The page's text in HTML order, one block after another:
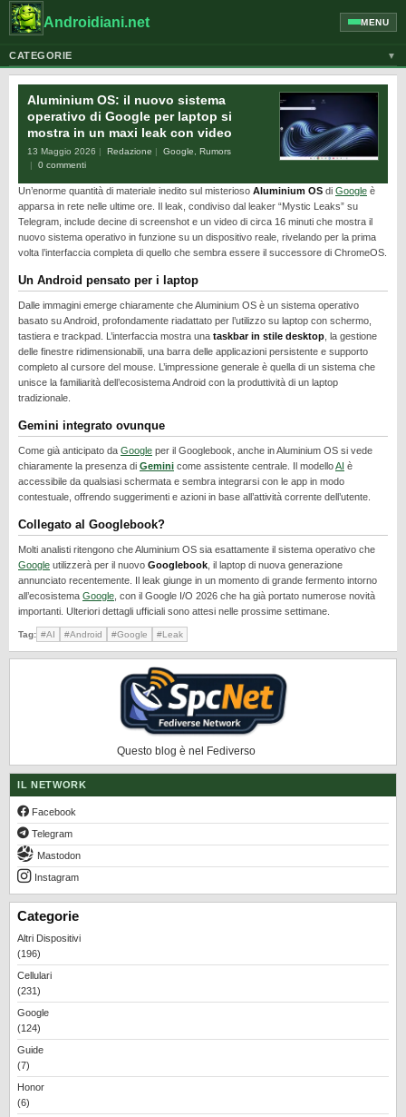
Androidiani.net MENU
CATEGORIE ▼
CELLULARI
GOOGLE
GUIDE
HONOR
HUAWEI
MOTOROLA
NEWS
ONEPLUS
PIXEL
PRIVACY
RUMORS
SICUREZZA
SOFTWARE
SVILUPPARE ANDROID
XIAOMI
Aluminium OS: il nuovo sistema
operativo di Google per laptop si
mostra in un maxi leak con video
13 Maggio 2026 Redazione Google
Rumors
0 commenti
Un’enorme quantità di materiale inedito sul misterioso Aluminium OS di Google è
apparsa in rete nelle ultime ore. Il leak, condiviso dal leaker “Mystic Leaks” su
Telegram, include decine di screenshot e un video di circa 16 minuti che mostra il
nuovo sistema operativo in funzione su un dispositivo reale, rivelando per la prima
volta l’interfaccia completa di quello che sembra essere il successore di ChromeOS.
Un Android pensato per i laptop
Dalle immagini emerge chiaramente che Aluminium OS è un sistema operativo
basato su Android, profondamente riadattato per l’utilizzo su laptop con schermo,
tastiera e trackpad. L’interfaccia mostra una taskbar in stile desktop , la gestione
delle finestre ridimensionabili, una barra delle applicazioni persistente e supporto
completo al cursore del mouse. L’impressione generale è quella di un sistema che
unisce la familiarità dell’ecosistema Android con la produttività di un laptop
tradizionale.
Gemini integrato ovunque
Come già anticipato da Google per il Googlebook, anche in Aluminium OS si vede
chiaramente la presenza di Gemini come assistente centrale. Il modelloAI è
accessibile da qualsiasi schermata e sembra integrarsi con le app in modo
contestuale, offrendo suggerimenti e azioni in base all’attività corrente dell’utente.
Collegato al Googlebook?
Molti analisti ritengono che Aluminium OS sia esattamente il sistema operativo che
Google utilizzerà per il nuovo Googlebook , il laptop di nuova generazione
annunciato recentemente. Il leak giunge in un momento di grande fermento intorno
all’ecosistema Google , con il Google I/O 2026 che ha già portato numerose novità
importanti. Ulteriori dettagli ufficiali sono attesi nelle prossime settimane.
Tag: #AI #Android #Google #Leak
Questo blog è nel Fediverso
IL NETWORK
Facebook
Telegram
Mastodon
Instagram
Categorie
Altri Dispositivi
(196)
Cellulari
(231)
Google
(124)
Guide
(7)
Honor
(6)